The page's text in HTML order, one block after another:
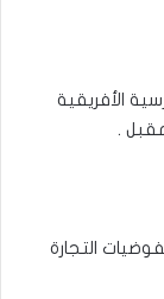
الأفريقية
.
التجارة